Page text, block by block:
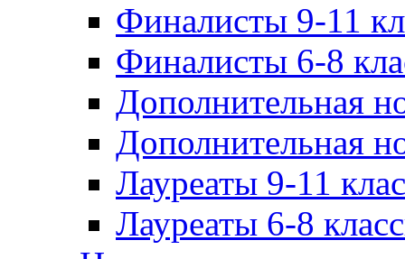
Финалисты 9-11
Финалисты 6-8
Дополнительная
Дополнительная
Лауреаты 9-11
Лауреаты 6-8